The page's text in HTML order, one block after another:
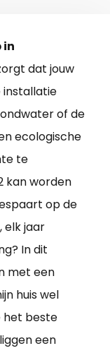
in
dat jouw
installatie
of de
ecologische
te
kan worden
op de
elk jaar
In dit
met een
huis wel
het beste
een